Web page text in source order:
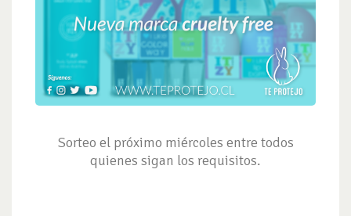
Sorteo el próximo miércoles entre todos
quienes sigan los requisitos.